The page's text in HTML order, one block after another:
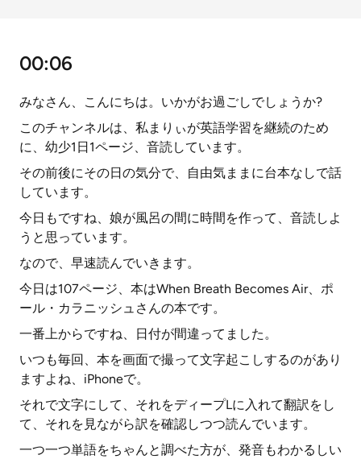
00:06
みなさん、こんにちは。いかがお過ごしでしょうか?
このチャンネルは、私まりぃが英語学習を継続のため
に、幼少1日1ページ、音読しています。
その前後にその日の気分で、自由気ままに台本なしで話
しています。
今日もですね、娘が風呂の間に時間を作って、音読しよ
うと思っています。
なので、早速読んでいきます。
今日は107ページ、本はWhen Breath Becomes Air、ポ
ール・カラニッシュさんの本です。
一番上からですね、日付が間違ってました。
いつも毎回、本を画面で撮って文字起こしするのがあり
ますよね、iPhoneで。
それで文字にして、それをディープLに入れて翻訳をし
て、それを見ながら訳を確認しつつ読んでいます。
一つ一つ単語をちゃんと調べた方が、発音もわかるしい